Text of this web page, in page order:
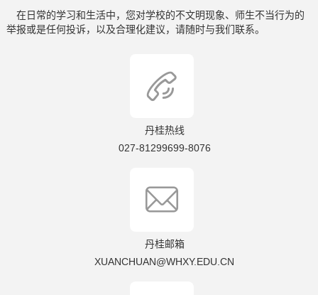
在日常的学习和生活中，您对学校的不文明现象、师生不当行为的
举报或是任何投诉，以及合理化建议，请随时与我们联系。

丹桂热线
027-81299699-8076

丹桂邮箱
XUANCHUAN@WHXY.EDU.CN